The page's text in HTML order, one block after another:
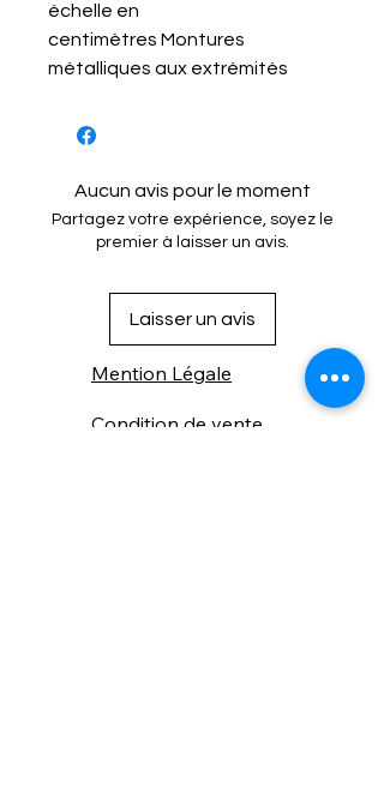
échelle en
centimètres Montures
métalliques aux extrémités
Aucun avis pour le moment
Partagez votre expérience, soyez le
premier à laisser un avis.
Laisser un avis
Mention Légale
Condition de vente